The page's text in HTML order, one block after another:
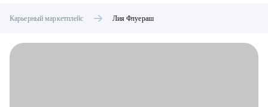
Карьерный маркетплейс Лия Флуераш